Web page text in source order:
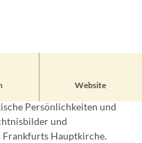
Website
von St. Marien ein
Persönlichkeiten und
und
Frankfurts Hauptkirche.